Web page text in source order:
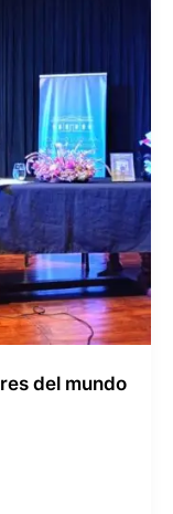
del mundo